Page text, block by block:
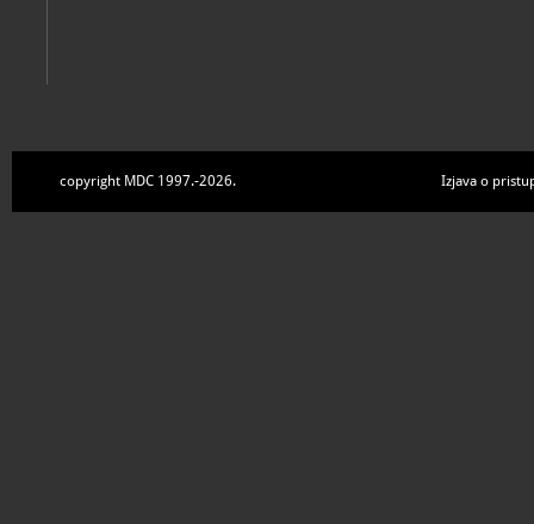
copyright MDC 1997.-2026. Izjava o